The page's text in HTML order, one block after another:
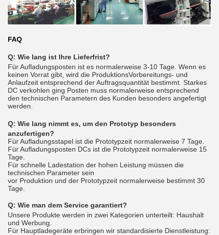
FAQ
Q: Wie lang ist Ihre Lieferfrist?
Für Aufladungsposten ist es normalerweise 3-10 Tage. Wenn es
keinen Vorrat gibt, wird die ProduktionsVorbereitungs- und
Anlaufzeit entsprechend der Auftragsquantität bestimmt. Starkes
DC verkohlen ging Posten muss normalerweise entsprechend
den technischen Parametern des Kunden besonders angefertigt
werden.
Q: Wie lang nimmt es, um den Prototyp besonders
anzufertigen?
Für Aufladungsstapel ist die Prototypzeit normalerweise 7 Tage.
Für Aufladungsposten DCs ist die Prototypzeit normalerweise 15
Tage.
Für schnelle Ladestation der hohen Leistung müssen die
technischen Parameter sein
vor Produktion und der Prototypzeit normalerweise bestimmt 30
Tage.
Q: Wie man dem Service garantiert?
Unsere Produkte werden in zwei Kategorien unterteilt: Haushalt
und Werbung.
Für Hauptladegeräte erbringen wir standardisierte Dienstleistung: